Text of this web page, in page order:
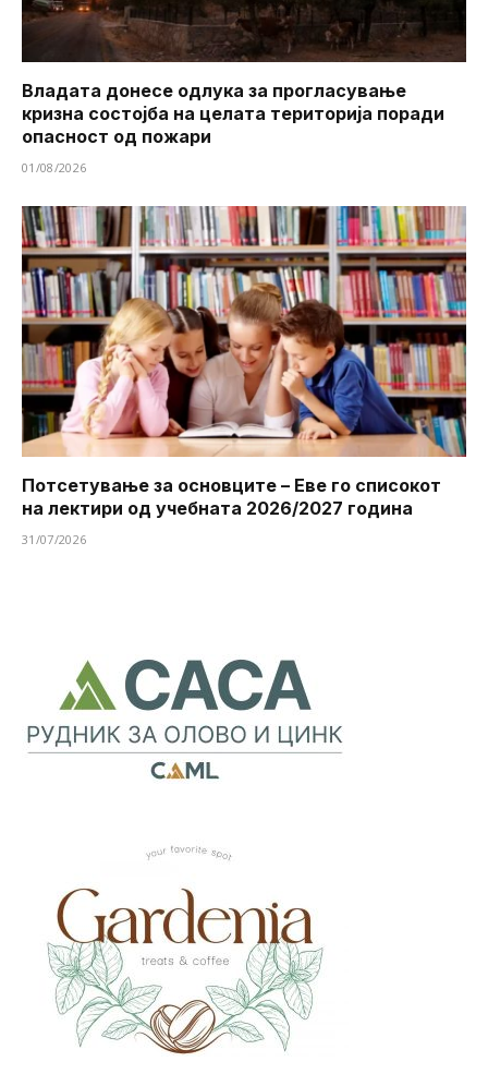
Владата донесе одлука за прогласување
кризна состојба на целата територија поради
опасност од пожари
01/08/2026
Потсетување за основците – Еве го списокот
на лектири од учебната 2026/2027 година
31/07/2026